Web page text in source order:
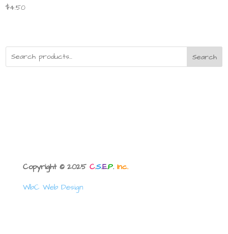
$4.50
Search
Copyright © 2025 C.S.E.P. Inc.
WbC Web Design